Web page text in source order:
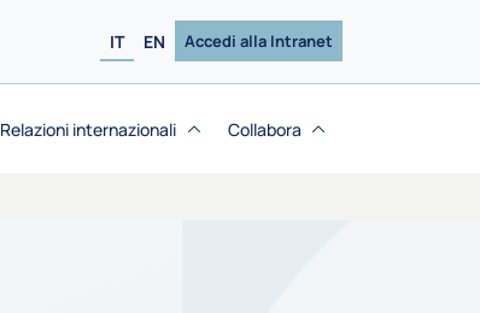
IT EN Accedi alla Intranet
Relazioni internazionali Collabora